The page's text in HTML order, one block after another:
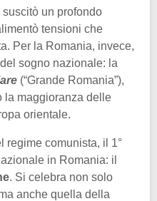
un profondo
tensioni che
Per la Romania, invece,
sogno nazionale: la
(“Grande Romania”),
la maggioranza delle
orientale.
regime comunista, il 1°
in Romania: il
. Si celebra non solo
anche quella della